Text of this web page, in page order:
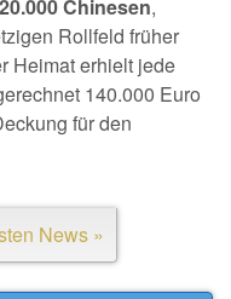
Chinesen,
Rollfeld früher
Heimat erhielt jede
140.000 Euro
für den
News »